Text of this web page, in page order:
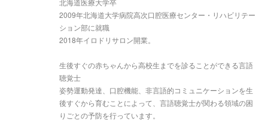
北海道医療大学卒
2009年北海道大学病院高次口腔医療センター・リハビリテー
ション部に就職
2018年イロドリサロン開業。
生後すぐの赤ちゃんから高校生までを診ることができる言語
聴覚士
姿勢運動発達、口腔機能、非言語的コミュニケーションを生
後すぐから育むことによって、言語聴覚士が関わる領域の困
りごとの予防を行っています。